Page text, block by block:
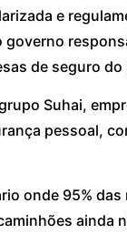
e
governo
de seguro do
Suhai,
pessoal,
onde 95%
ainda